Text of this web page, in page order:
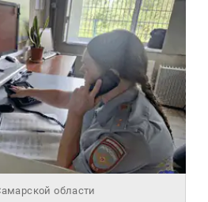
области